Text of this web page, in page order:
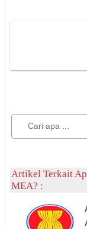
Artikel Terkait
MEA? :